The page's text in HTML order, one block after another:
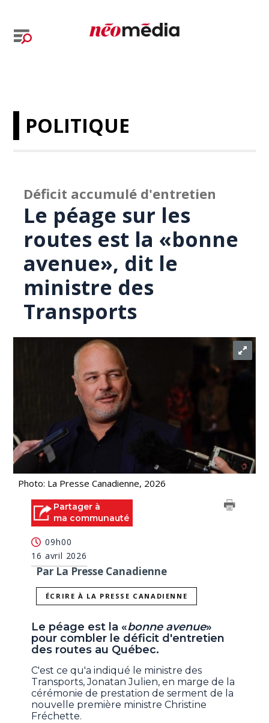
POLITIQUE
Déficit accumulé d'entretien
Le péage sur les
routes est la «bonne
avenue», dit le
ministre des
Transports
Photo: La Presse Canadienne, 2026
Partager à
ma communauté
09h00
16 avril 2026
Par La Presse Canadienne
ÉCRIRE À LA PRESSE CANADIENNE
Le péage est la «bonne avenue»
pour combler le déficit d'entretien
des routes au Québec.
C'est ce qu'a indiqué le ministre des
Transports, Jonatan Julien, en marge de la
cérémonie de prestation de serment de la
nouvelle première ministre Christine
Fréchette.